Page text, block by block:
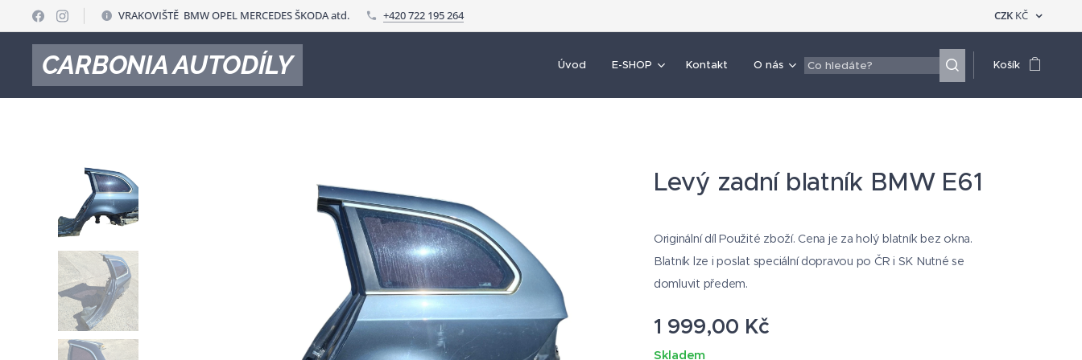
VRAKOVIŠTĚ BMW OPEL MERCEDES ŠKODA atd. +420 722 195 264 CZK KČ
CARBONIA AUTODÍLY Úvod E-SHOP Kontakt O nás Košík
Levý zadní blatník BMW E61
Originální díl Použité zboží. Cena je za holý blatník bez okna.
Blatník lze i poslat speciální dopravou po ČR i SK Nutné se
domluvit předem.
1 999,00 Kč
Skladem